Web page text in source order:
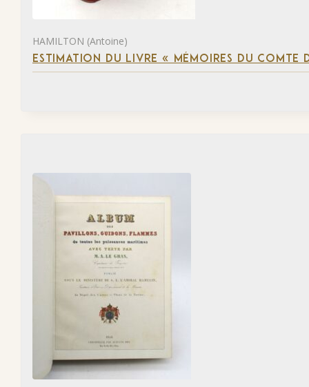
HAMILTON (Antoine)
ESTIMATION DU LIVRE « MÉMOIRES DU COMTE